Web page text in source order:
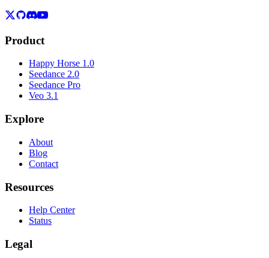
Product
Happy Horse 1.0
Seedance 2.0
Seedance Pro
Veo 3.1
Explore
About
Blog
Contact
Resources
Help Center
Status
Legal